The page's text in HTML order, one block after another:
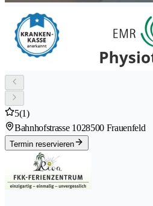
5(1)
Bahnhofstrasse 1028500 Frauenfeld
Termin reservieren